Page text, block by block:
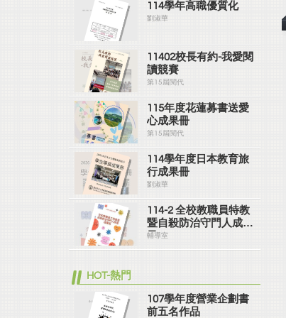
114學年高職優質化
劉淑華
11402校長有約-我愛閱
讀競賽
第15屆閱代
115年度花蓮募書送愛
心成果冊
第15屆閱代
114學年度日本教育旅
行成果冊
劉淑華
114-2 全校教職員特教
暨自殺防治守門人成果
冊
輔導室
HOT-熱門
107學年度營業企劃書
前五名作品